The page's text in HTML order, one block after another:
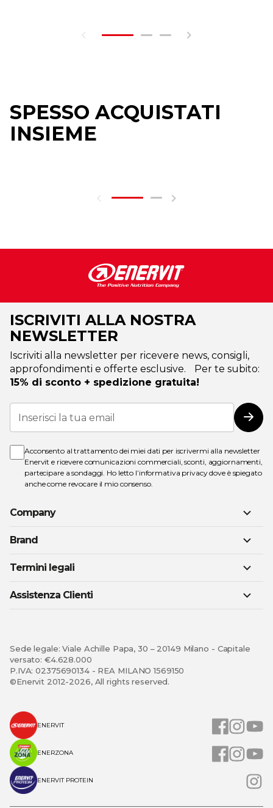
SPESSO ACQUISTATI
INSIEME
ISCRIVITI ALLA NOSTRA
NEWSLETTER
Iscriviti alla newsletter per ricevere news, consigli,
approfondimenti e offerte esclusive. Per te subito:
15% di sconto + spedizione gratuita!
Iscriviti
alla
nostra
Acconsento al trattamento dei miei dati per iscrivermi alla newsletter
Enervit e ricevere comunicazioni commerciali, sconti, aggiornamenti,
partecipare a sondaggi. Ho letto l’informativa privacydove è spiegato
anche come revocare il mio consenso.
Company
Brand
Termini legali
Assistenza Clienti
Sede legale: Viale Achille Papa, 30 – 20149 Milano - Capitale
versato: €4.628.000
P.IVA: 02375690134 - REA MILANO 1569150
©Enervit 2012-2026, All rights reserved.
ENERVIT
ENERZONA
ENERVIT PROTEIN